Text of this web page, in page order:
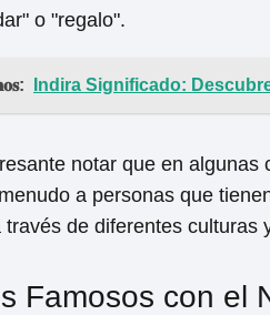
o "regalo".
Indira Significado:
notar que en
a personas que
través de diferentes
Famosos con el